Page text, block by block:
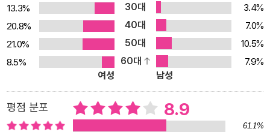
그 중심에 수준 높은 영어 번역의 질을 자랑하는 <바이링궐 에디션>
이 있다. 미국 현지 법인을 통해 아마존에서 판매하는 <바이링궐 에
디션>은 별도의 프로모션 없이도 미국 독자들에게 판매되어 한국과
한국 문학을 알리고 있고, 미국 하버드대학교와 컬럼비아대 동아시아
학과, 보스턴 칼리지, 워싱턴대학교, 캐나다 브리티시컬럼비아대 아
시아학과 등의 교재로 사용되면서, 벌써 이후 발간될 시리즈를 기다
리는 독자들을 확보하였다. 이번에 출간하는 세트2는 자유, 사랑과
연애, 남과 북이라는 카테고리로 나뉘어져 있다. 한국 현대사에서 익
13.3%
30대
3.4%
20.8%
40대
7.0%
21.0%
50대
10.5%
8.5%
60대
7.9%
여성
남성
평점 분포 8.9
61.1%